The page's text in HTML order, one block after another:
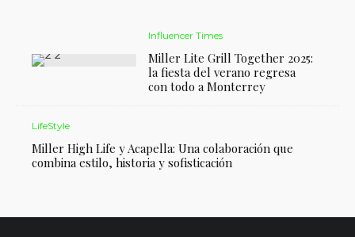
Influencer Times
Miller Lite Grill Together 2025:
la fiesta del verano regresa
con todo a Monterrey
LifeStyle
Miller High Life y Acapella: Una colaboración que
combina estilo, historia y sofisticación